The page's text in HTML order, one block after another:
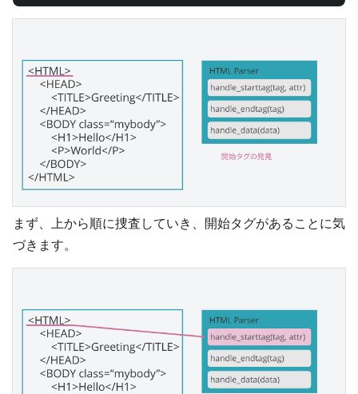
まず、上から順に捜査していき、開始タグがあることに気
づきます。